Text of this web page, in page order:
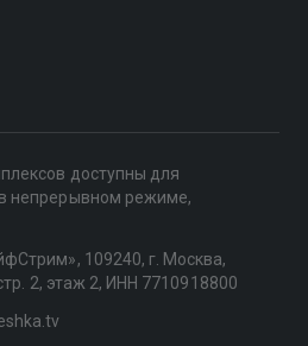
доступны для
непрерывном режиме,
109240, г. Москва,
2, этаж 2, ИНН 7710918800